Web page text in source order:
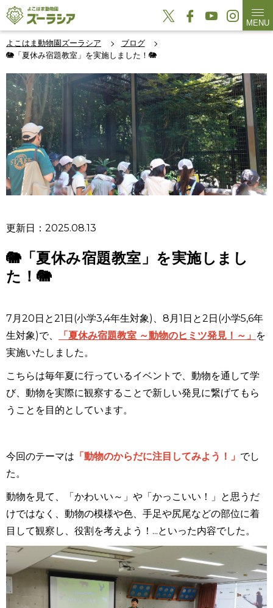
MENU
よこはま動物園ズーラシア
ブログ
🐘「夏休み宿題教室」を実施しました！🐘
更新日：2025.08.13
🐘「夏休み宿題教室」を実施しまし
た！🐘
7月20日と21日(小学3,4年生対象)、8月1日と2日(小学5,6年
生対象)で、
「夏休み宿題教室 ～動物のヒミツ発見！～」 を
実施いたしました。
こちらは毎年夏に行っているイベントで、動物を通して学
び、動物を実際に観察することで新しい発見に繋げてもら
うことを目的としています。
今回のテーマは 「動物のからだに注目してみよう！」 でし
た。
動物を見て、「かわいい～」や「かっこいい！」と思うだ
けではなく、動物の模様や色、手足や尻尾などの部位に着
目して観察し、役割を考えよう！...といった内容でした。